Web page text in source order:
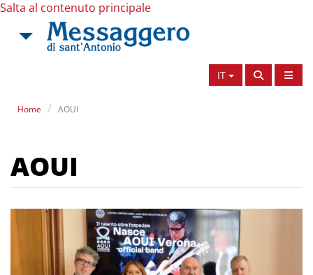
Salta al contenuto principale
IT
Home AOUI
AOUI